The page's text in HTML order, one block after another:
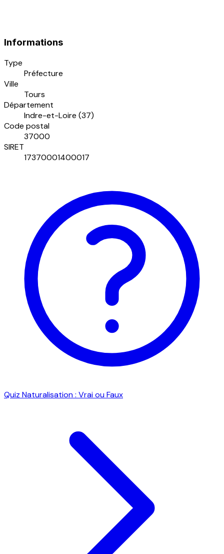
Informations
Type
Préfecture
Ville
Tours
Département
Indre-et-Loire (37)
Code postal
37000
SIRET
17370001400017
Quiz Naturalisation : Vrai ou Faux